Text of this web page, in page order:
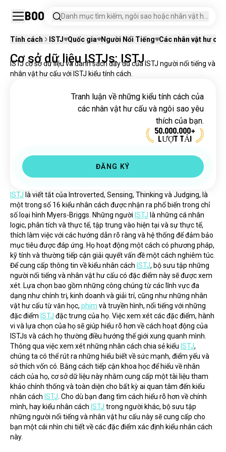
Boo
Danh mục tìm kiếm, ngôi sao hoặc nhân vật hư
Tính cách
ISTJ Quốc gia Người Nổi Tiếng Các nhân vật hư cấu
Cơ sở dữ liệu ISTJs: ISTJ
ISTJ cơ sở dữ liệu và danh sách đầy đủ của ISTJ người nổi tiếng và
nhân vật hư cấu với ISTJ kiểu tính cách.
Tranh luận về những kiểu tính cách của
các nhân vật hư cấu và ngôi sao yêu
thích của bạn.
50.000.000+
LƯỢT TẢI
ĐĂNG KÝ
ISTJ là viết tắt của Introverted, Sensing, Thinking và Judging, là
một trong số 16 kiểu nhân cách được nhận ra phổ biến trong chỉ
số loại hình Myers-Briggs. Những người ISTJ là những cá nhân
logic, phân tích và thực tế, tập trung vào hiện tại và sự thực tế,
thích làm việc với các hướng dẫn rõ ràng và hệ thống để đảm bảo
mục tiêu được đáp ứng. Họ hoạt động một cách có phương pháp,
kỹ tính và thường tiếp cận giải quyết vấn đề một cách nghiêm túc.
Để cung cấp thông tin về kiểu nhân cách ISTJ, bộ sưu tập những
người nổi tiếng và nhân vật hư cấu có đặc điểm này sẽ được xem
xét. Lựa chọn bao gồm những công chúng từ các lĩnh vực đa
dạng như chính trị, kinh doanh và giải trí, cũng như những nhân
vật hư cấu từ văn học, phim và truyền hình, nổi tiếng với những
đặc điểm ISTJ đặc trưng của họ. Việc xem xét các đặc điểm, hành
vi và lựa chọn của họ sẽ giúp hiểu rõ hơn về cách hoạt động của
ISTJs và cách họ thường điều hướng thế giới xung quanh mình.
Thông qua việc xem xét những nhân cách chia sẻ kiểu ISTJ,
chúng ta có thể rút ra những hiểu biết về sức mạnh, điểm yếu và
sở thích vốn có. Bằng cách tiếp cận khoa học để hiểu về nhân
cách của họ, cơ sở dữ liệu này nhằm cung cấp một tài liệu tham
khảo chính thống và toàn diện cho bất kỳ ai quan tâm đến kiểu
nhân cách ISTJ . Cho dù bạn đang tìm cách hiểu rõ hơn về chính
mình, hay kiểu nhân cách ISTJ trong người khác, bộ sưu tập
những người nổi tiếng và nhân vật hư cấu này sẽ cung cấp cho
bạn một cái nhìn chi tiết về các đặc điểm xác định kiểu nhân cách
này.